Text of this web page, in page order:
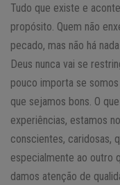
Tudo que existe e
propósito. Quem não
pecado, mas não há
Deus nunca vai se
pouco importa se
que sejamos bons. O
experiências, estamos
conscientes, caridosas,
especialmente ao outro
damos atenção de